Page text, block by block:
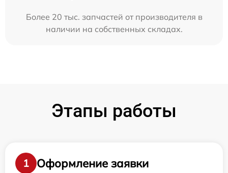
Более 20 тыс. запчастей от производителя в
наличии на собственных складах.
Этапы работы
1
Оформление заявки